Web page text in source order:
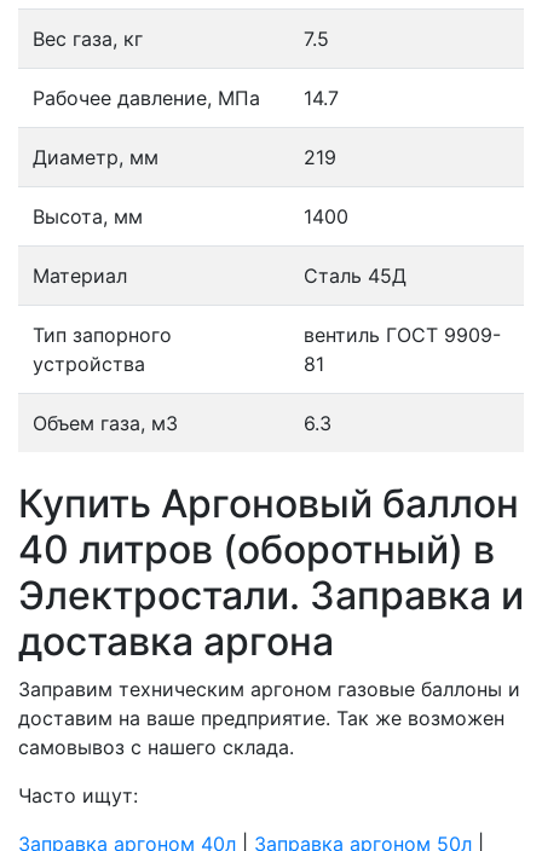
Вес газа, кг 7.5
Рабочее давление, МПа 14.7
Диаметр, мм 219
Высота, мм 1400
Материал Сталь 45Д
Тип запорного
устройства
вентиль ГОСТ 9909-
81
Объем газа, м3 6.3
Купить Аргоновый баллон
40 литров (оборотный) в
Электростали. Заправка и
доставка аргона
Заправим техническим аргоном газовые баллоны и
доставим на ваше предприятие. Так же возможен
самовывоз с нашего склада.
Часто ищут:
Заправка аргоном 40л
Заправка аргоном 50л